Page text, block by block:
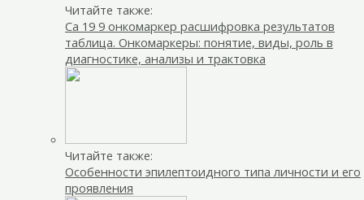
Читайте также:
Са 19 9 онкомаркер расшифровка результатов
таблица. Онкомаркеры: понятие, виды, роль в
диагностике, анализы и трактовка
Читайте также:
Особенности эпилептоидного типа личности и его
проявления